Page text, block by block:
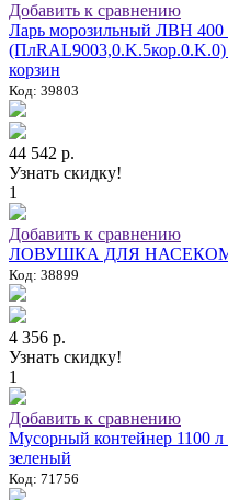
Добавить к сравнению
Ларь морозильный ЛВН
(ПлRAL9003,0.K.5кор.0.K.0)
корзин
Код: 39803
44 542 р.
Узнать скидку!
1
Добавить к сравнению
ЛОВУШКА ДЛЯ
Код: 38899
4 356 р.
Узнать скидку!
1
Добавить к сравнению
Мусорный контейнер 1100
зеленый
Код: 71756